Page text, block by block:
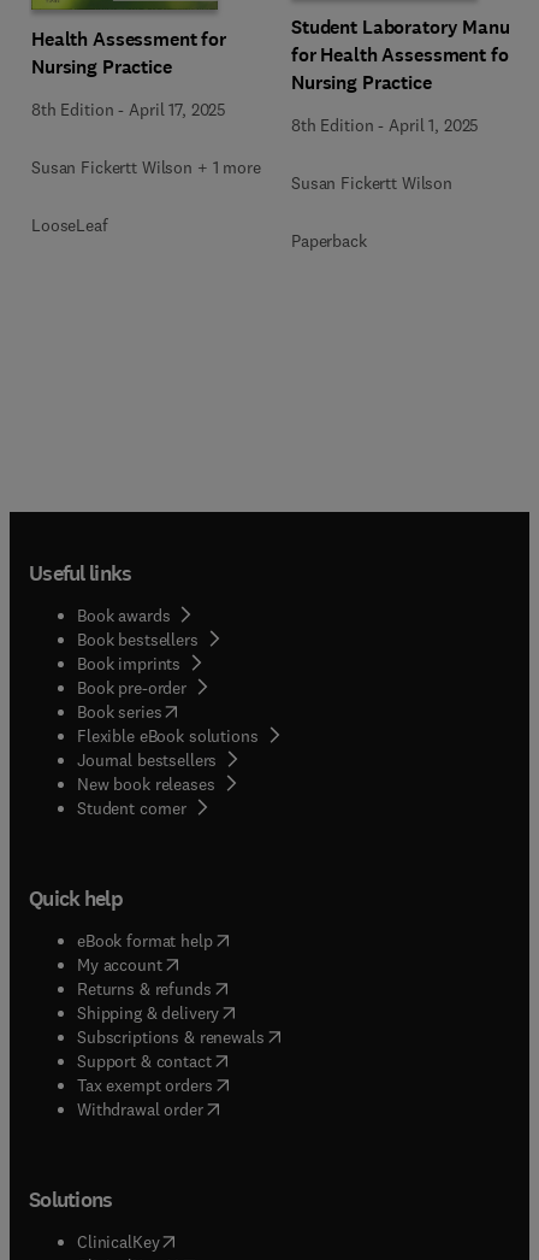
Health Assessment for
Nursing Practice
8th Edition -April 17, 2025
Susan Fickertt Wilson + 1 more
LooseLeaf
Student Laboratory Manual
for Health Assessment for
Nursing Practice
8th Edition - April 1, 2025
Susan Fickertt Wilson
Paperback
Useful links
Book awards
Book bestsellers
Book imprints
Book pre-order
Book series(opens in new tab/window
Flexible eBook solutions
Journal bestsellers
New book releases
Student corner( opens in new tab/window
Quick help
eBook format help( opens in new tab/window
My account( opens in new tab/window
Returns & refunds( opens in new tab/window
Shipping & delivery(opens in new tab/window
Subscriptions & renewals( opens in new tab/window
Support & contact( opens in new tab/window
Tax exempt orders( opens in new tab/window
Withdrawal order
Solutions
ClinicalKey(opens in new tab/window